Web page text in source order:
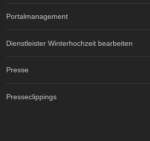
Portalmanagement
Dienstleister Winterhochzeit bearbeiten
Presse
Presseclippings